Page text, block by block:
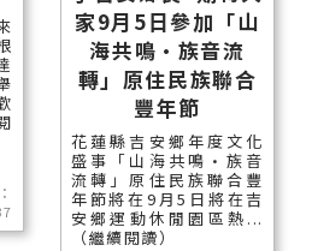
家9月5日參加「山
海共鳴•族音流
轉」原住民族聯合
豐年節
花蓮縣吉安鄉年度文化
盛事「山海共鳴•族音
流轉」原住民族聯合豐
年節將在9月5日將在吉
安鄉運動休閒園區熱...
（繼續閱讀）